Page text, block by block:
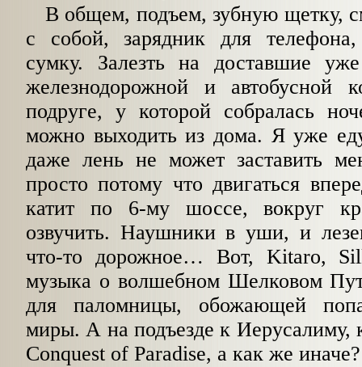
В общем, подъем, зубную щетку,
с собой, зарядник для
сумку. Залезть на доставшие
железнодорожной и автобусной
подруге, у которой собралась
можно выходить из дома. Я уже
даже лень не может заставить
просто потому что двигаться
катит по 6-му шоссе, вокруг
озвучить. Наушники в уши, и
что-то дорожное… Вот, Kitaro,
музыка о волшебном Шелковом
для паломницы, обожающей
миры. А на подъезде к Иерусалиму,
Conquest of Paradise, а как же иначе?